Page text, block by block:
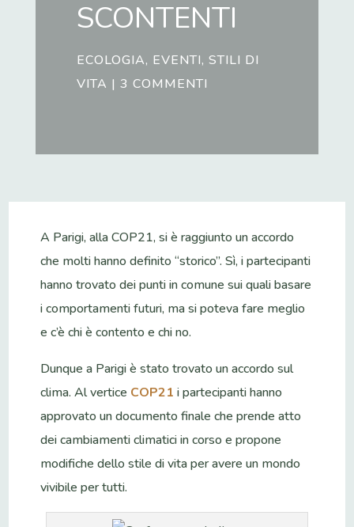
SCONTENTI
ECOLOGIA, EVENTI,STILI DI
VITA |3 COMMENTI
A Parigi, alla COP21, si è raggiunto un accordo
che molti hanno definito “storico”. Sì, i partecipanti
hanno trovato dei punti in comune sui quali basare
i comportamenti futuri, ma si poteva fare meglio
e c’è chi è contento e chi no.
Dunque a Parigi è stato trovato un accordo sul
clima. Al vertice COP21 i partecipanti hanno
approvato un documento finale che prende atto
dei cambiamenti climatici in corso e propone
modifiche dello stile di vita per avere un mondo
vivibile per tutti.